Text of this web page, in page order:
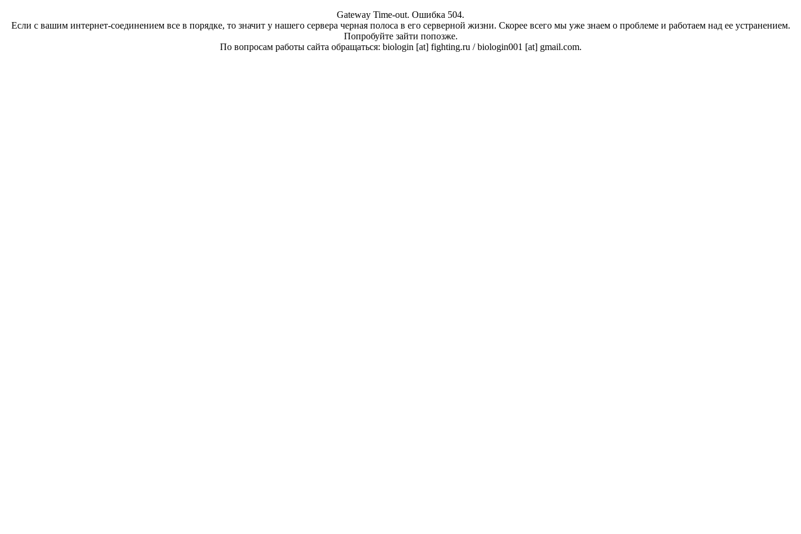
Gateway Time-out. Ошибка 504.
Если с вашим интернет-соединением все в порядке, то значит у нашего сервера черная полоса в его серверной жизни. Скорее всего мы уже знаем о проблеме и работаем над ее устранением.
Попробуйте зайти попозже.
По вопросам работы сайта обращаться: biologin [at] fighting.ru / biologin001 [at] gmail.com.